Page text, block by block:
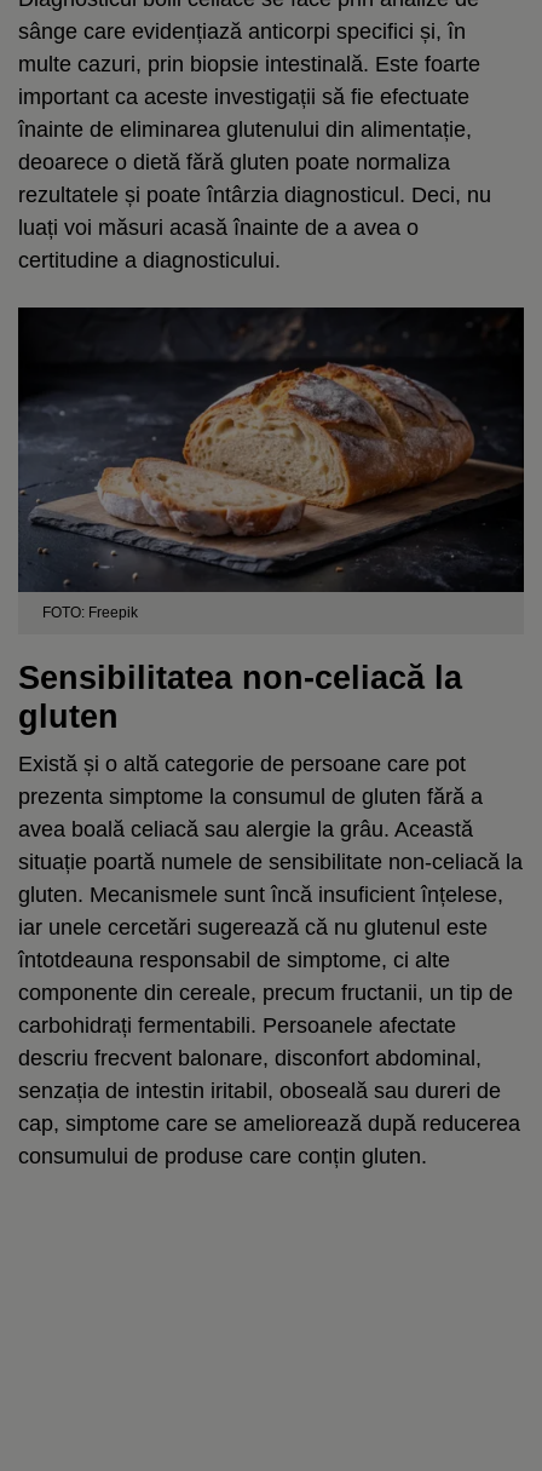
sânge care evidențiază anticorpi specifici și, în
multe cazuri, prin biopsie intestinală. Este foarte
important ca aceste investigații să fie efectuate
înainte de eliminarea glutenului din alimentație,
deoarece o dietă fără gluten poate normaliza
rezultatele și poate întârzia diagnosticul. Deci, nu
luați voi măsuri acasă înainte de a avea o
certitudine a diagnosticului.
FOTO: Freepik
Sensibilitatea non-celiacă la
gluten
Există și o altă categorie de persoane care pot
prezenta simptome la consumul de gluten fără a
avea boală celiacă sau alergie la grâu. Această
situație poartă numele de sensibilitate non-celiacă la
gluten. Mecanismele sunt încă insuficient înțelese,
iar unele cercetări sugerează că nu glutenul este
întotdeauna responsabil de simptome, ci alte
componente din cereale, precum fructanii, un tip de
carbohidrați fermentabili. Persoanele afectate
descriu frecvent balonare, disconfort abdominal,
senzația de intestin iritabil, oboseală sau dureri de
cap, simptome care se ameliorează după reducerea
consumului de produse care conțin gluten.